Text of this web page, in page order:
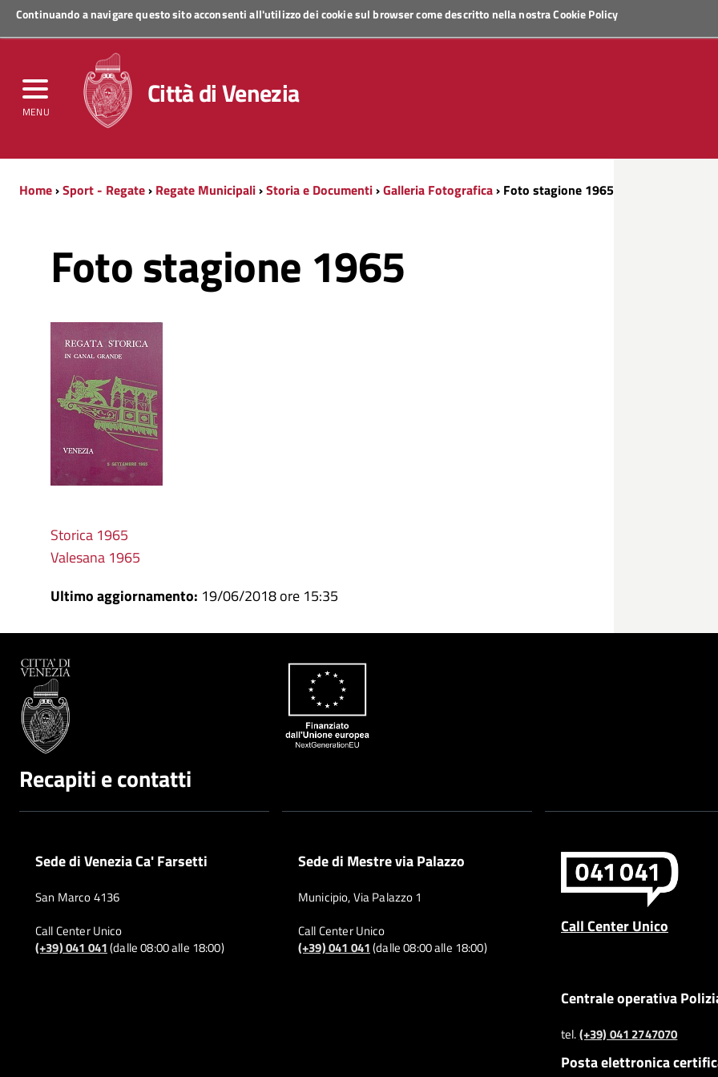
Continuando a navigare questo sito acconsenti all'utilizzo dei cookie sul browser come descritto nella nostraCookie Policy
MENU
Regione Veneto
Città di Venezia
Home›Sport - Regate› Regate Municipali›Storia e Documenti›Galleria Fotografica› Foto stagione 1965
Foto stagione 1965
Storica 1965
Valesana 1965
Ultimo aggiornamento: 19/06/2018 ore 15:35
Recapiti e contatti
Sede di Venezia Ca' Farsetti
San Marco 4136
Call Center Unico
(+39) 041 041(dalle 08:00 alle 18:00)
Sede di Mestre via Palazzo
Municipio, Via Palazzo 1
Call Center Unico
(+39) 041 041(dalle 08:00 alle 18:00)
Call Center Unico
Centrale operativa
tel.(+39) 041 2747070
Posta elettronica